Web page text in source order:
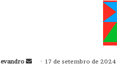
evandro
Mande17 de setembro de 2024